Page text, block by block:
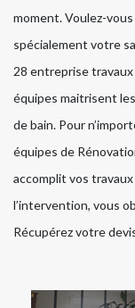
moment. Voulez-
spécialement votre
28 entreprise travaux
équipes maitrisent
de bain. Pour
équipes de
accomplit vos
l’intervention, vous
Récupérez votre